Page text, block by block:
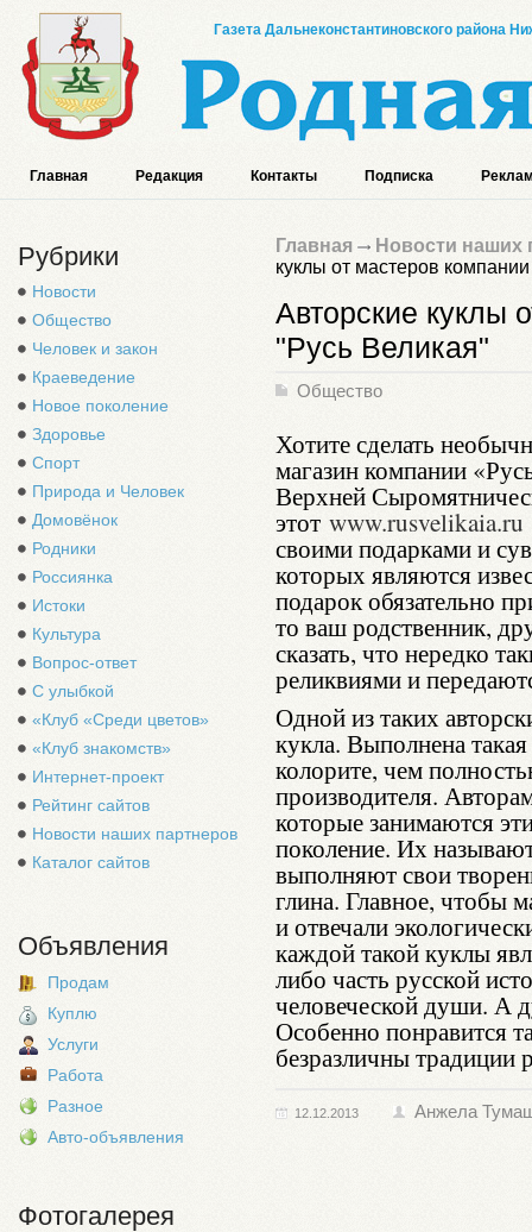
Газета Дальнеконстантиновского района
Главная Редакция Контакты Подписка
Рубрики
Новости
Общество
Человек и закон
Краеведение
Новое поколение
Здоровье
Спорт
Природа и Человек
Домовёнок
Родники
Россиянка
Истоки
Культура
Вопрос-ответ
С улыбкой
«Клуб «Среди цветов»
«Клуб знакомств»
Интернет-проект
Рейтинг сайтов
Новости наших партнеров
Каталог сайтов
Объявления
Продам
Куплю
Услуги
Работа
Разное
Авто-объявления
Фотогалерея
Главная
Новости наших
куклы от мастеров
Авторские куклы
"Русь Великая"
Общество
Хотите сделать
магазин компании
Верхней
этот www.rusvelikaia.ru
своими подарками и
которых являются
подарок обязательно
то ваш родственник,
сказать, что нередко
реликвиями и
Одной из таких
кукла. Выполнена
колорите, чем
производителя.
которые занимаются
поколение. Их
выполняют свои
глина. Главное, чтобы
и отвечали
каждой такой куклы
либо часть русской
человеческой души. А
Особенно понравится
безразличны традиции
12.12.2013 Анжела